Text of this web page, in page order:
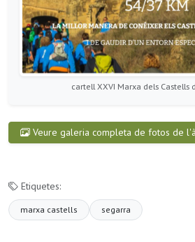
cartell XXVI Marxa dels Castells
Veure galeria completa de fotos de
Etiquetes:
marxa castells segarra